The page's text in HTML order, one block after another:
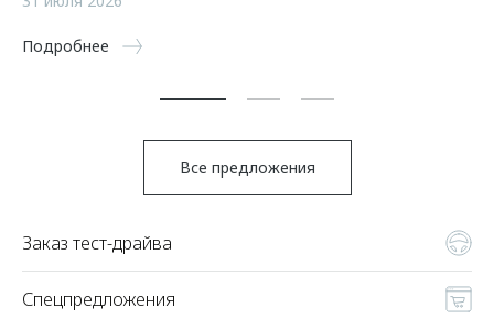
Подробнее
Все предложения
Заказ тест-драйва
Спецпредложения